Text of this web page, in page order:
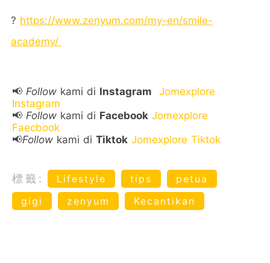
? https://www.zenyum.com/my-en/smile-
academy/
📢 Follow kami di Instagram
Jomexplore
Instagram
📢 Follow kami di Facebook Jomexplore
Faecbook
📢Follow kami di Tiktok Jomexplore Tiktok
標籤: Lifestyle tips
petua
gigi
zenyum Kecantikan